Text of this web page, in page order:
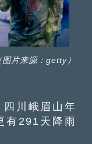
片来源：getty）
川峨眉山年
有291天降雨